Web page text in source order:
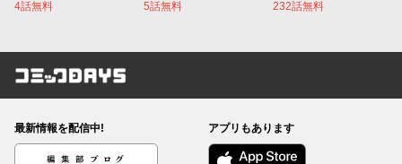
4話無料 5話無料 232話無料
コミックDAYS
最新情報を配信中!
編集部ブログ
アプリもあります